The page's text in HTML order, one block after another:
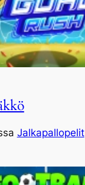
Jalkapallopelit